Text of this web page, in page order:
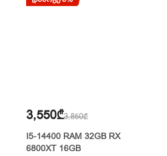
3,550₾3,850₾
I5-14400 RAM 32GB RX
6800XT 16GB